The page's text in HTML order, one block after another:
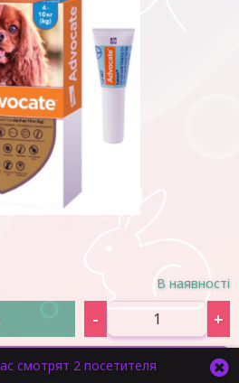
В наявності
- +
покупка
смотрят 2 посетителя